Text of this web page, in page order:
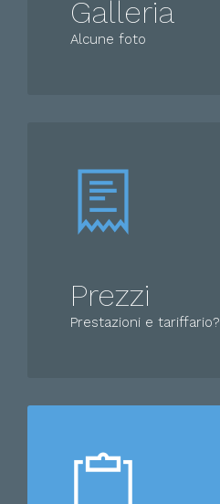
Galleria
Alcune foto
Prezzi
Prestazioni e tariffario?